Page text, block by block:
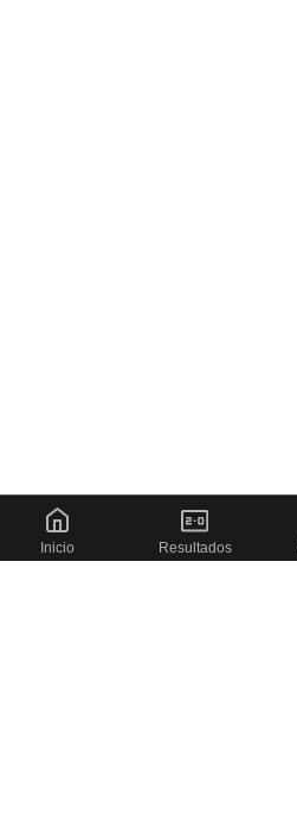
Inicio Resultados